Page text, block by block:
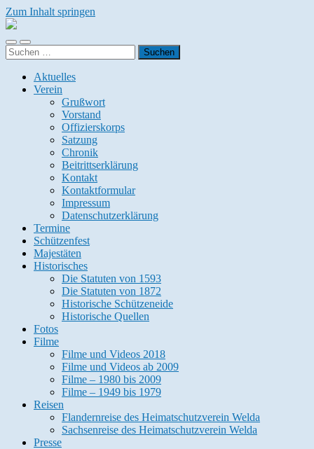
Zum Inhalt springen
Heimatschutzverein
Mobile-
Menü
Suchfeld
ein-/ausblenden
Suchen
nach:
Aktuelles
Verein
Grußwort
Vorstand
Offizierskorps
Satzung
Chronik
Beitrittserklärung
Kontakt
Kontaktformular
Impressum
Datenschutzerklärung
Termine
Schützenfest
Majestäten
Historisches
Die Statuten von 1593
Die Statuten von 1872
Historische Schützeneide
Historische Quellen
Fotos
Filme
Filme und Videos 2018
Filme und Videos ab 2009
Filme – 1980 bis 2009
Filme – 1949 bis 1979
Reisen
Flandernreise des Heimatschutzverein Welda
Sachsenreise des Heimatschutzverein Welda
Presse